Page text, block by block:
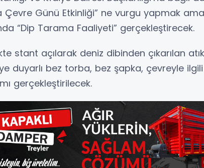
Çevre Günü Etkinliği” ne vurgu yapmak
“Dip Tarama Faaliyeti” gerçekleştirecek.
stant açılarak deniz dibinden çıkarılan
duyarlı bez torba, bez şapka, çevreyle
gerçekleştirilecek.